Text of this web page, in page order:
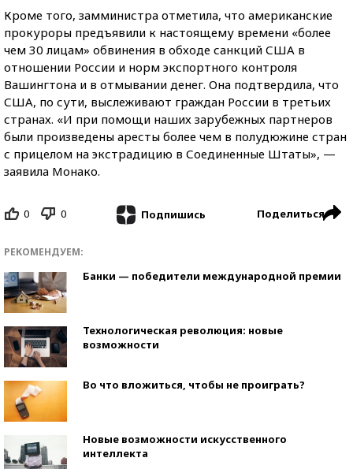
Кроме того, замминистра отметила, что американские
прокуроры предъявили к настоящему времени «более
чем 30 лицам» обвинения в обходе санкций США в
отношении России и норм экспортного контроля
Вашингтона и в отмывании денег. Она подтвердила, что
США, по сути, выслеживают граждан России в третьих
странах. «И при помощи наших зарубежных партнеров
были произведены аресты более чем в полудюжине стран
с прицелом на экстрадицию в Соединенные Штаты», —
заявила Монако.
0 0 Подпишись Поделиться
РЕКОМЕНДУЕМ:
Банки — победители международной премии
Технологическая революция: новые
возможности
Во что вложиться, чтобы не проиграть?
Новые возможности искусственного
интеллекта